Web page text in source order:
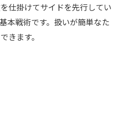
仕掛けてサイドを先行してい
本戦術です。扱いが簡単なた
きます。